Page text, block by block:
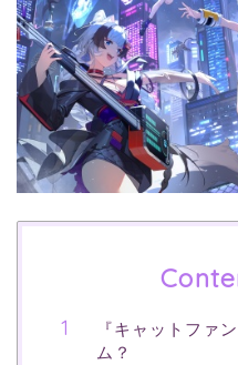
『キャットファ
ム？